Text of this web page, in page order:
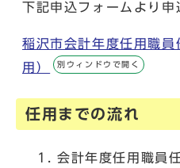
下記申込フォームより申
稲沢市会計年度任用職
用）
別ウィンドウで開く
任用までの流れ
会計年度任用職員